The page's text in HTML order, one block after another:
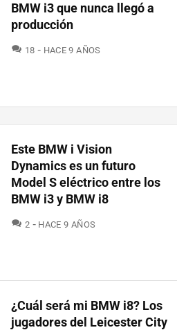
BMW i3 que nunca llegó a
producción
18 COMENTARIOS
HACE 9 AÑOS
Este BMW i Vision
Dynamics es un futuro
Model S eléctrico entre los
BMW i3 y BMW i8
2 COMENTARIOS
HACE 9 AÑOS
¿Cuál será mi BMW i8? Los
jugadores del Leicester City